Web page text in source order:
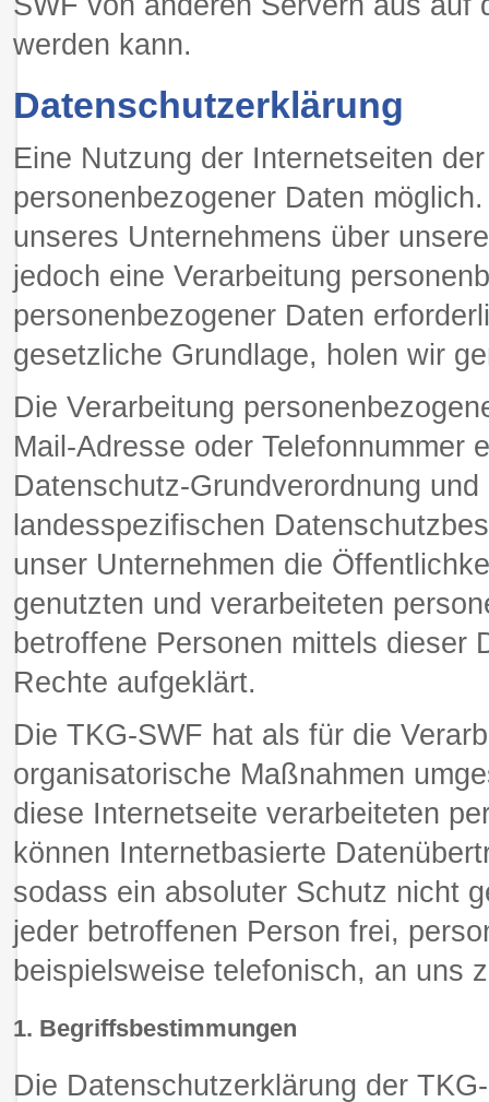
werden kann.
Datenschutzerklärung
Eine Nutzung der Internetseiten
personenbezogener Daten
unseres Unternehmens über
jedoch eine Verarbeitung
personenbezogener Daten
gesetzliche Grundlage, holen wir
Die Verarbeitung
Mail-Adresse oder Telefonnummer
Datenschutz-Grundverordnung
landesspezifischen
unser Unternehmen die
genutzten und verarbeiteten
betroffene Personen mittels dieser
Rechte aufgeklärt.
Die TKG-SWF hat als für die
organisatorische Maßnahmen
diese Internetseite verarbeiteten
können Internetbasierte
sodass ein absoluter Schutz nicht
jeder betroffenen Person frei,
beispielsweise telefonisch, an uns
1. Begriffsbestimmungen
Die Datenschutzerklärung der